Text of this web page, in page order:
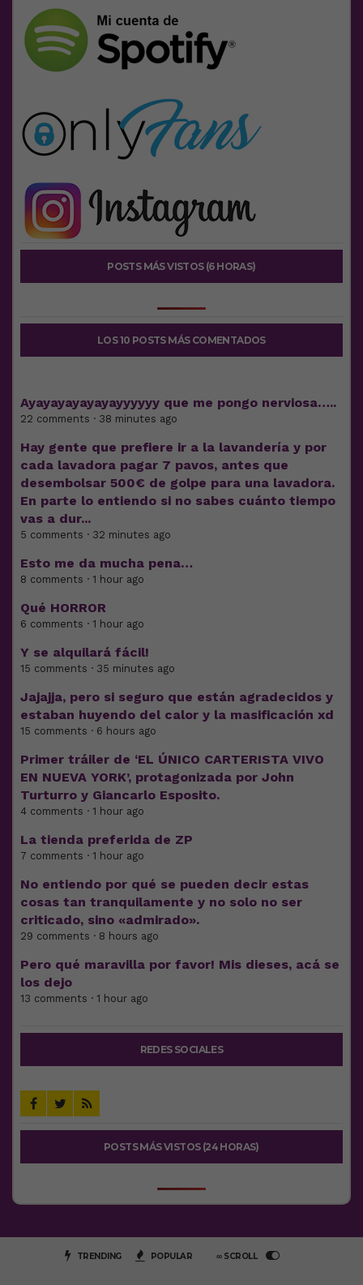
POSTS MÁS VISTOS (6 HORAS)
LOS 10 POSTS MÁS COMENTADOS
Ayayayayayayayyyyyy que me pongo nerviosa…..
22 comments · 38 minutes ago
Hay gente que prefiere ir a la lavandería y por
cada lavadora pagar 7 pavos, antes que
desembolsar 500€ de golpe para una lavadora.
En parte lo entiendo si no sabes cuánto tiempo
vas a dur...
5 comments · 32 minutes ago
Esto me da mucha pena…
8 comments · 1 hour ago
Qué HORROR
6 comments · 1 hour ago
Y se alquilará fácil!
15 comments · 35 minutes ago
Jajajja, pero si seguro que están agradecidos y
estaban huyendo del calor y la masificación xd
15 comments · 6 hours ago
Primer tráiler de ‘EL ÚNICO CARTERISTA VIVO
EN NUEVA YORK’, protagonizada por John
Turturro y Giancarlo Esposito.
4 comments · 1 hour ago
La tienda preferida de ZP
7 comments · 1 hour ago
No entiendo por qué se pueden decir estas
cosas tan tranquilamente y no solo no ser
criticado, sino «admirado».
29 comments · 8 hours ago
Pero qué maravilla por favor! Mis dieses, acá se
los dejo
13 comments · 1 hour ago
REDES SOCIALES
POSTS MÁS VISTOS (24 HORAS)
TRENDING POPULAR ∞ SCROLL